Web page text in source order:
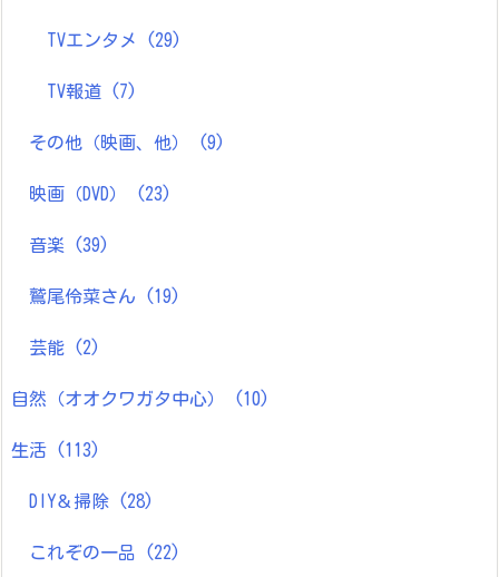
TVエンタメ (29)
TV報道 (7)
その他（映画、他） (9)
映画（DVD） (23)
音楽 (39)
鷲尾伶菜さん (19)
芸能 (2)
自然（オオクワガタ中心） (10)
生活 (113)
DIY＆掃除 (28)
これぞの一品 (22)